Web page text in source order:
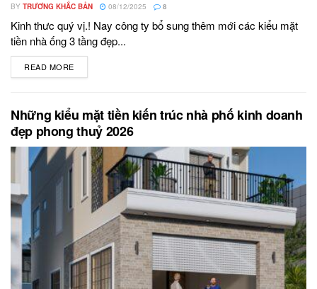
BY TRƯƠNG KHẮC BẢN 08/12/2025 8
Kinh thưc quý vị.! Nay công ty bổ sung thêm mới các kiểu mặt
tiền nhà ống 3 tầng đẹp...
READ MORE
Những kiểu mặt tiền kiến trúc nhà phố kinh doanh
đẹp phong thuỷ 2026